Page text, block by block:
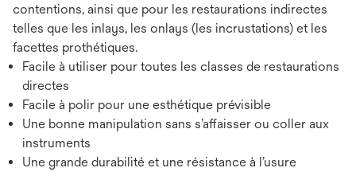
contentions, ainsi que pour les restaurations indirectes
telles que les inlays, les onlays (les incrustations) et les
facettes prothétiques.
Facile à utiliser pour toutes les classes de restaurations
directes
Facile à polir pour une esthétique prévisible
Une bonne manipulation sans s’affaisser ou coller aux
instruments
Une grande durabilité et une résistance à l’usure